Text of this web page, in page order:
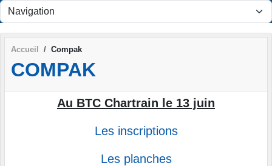
Accueil Compak
COMPAK
Au BTC Chartrain le 13 juin
Les inscriptions
Les planches
Panneau de gestion des cookies